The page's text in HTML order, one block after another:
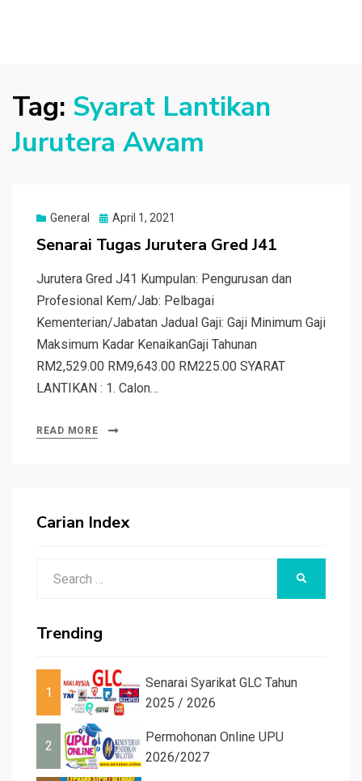
Tag: Syarat Lantikan
Jurutera Awam
General
Posted
April 1, 2021
Senarai Tugas Jurutera Gred J41
Jurutera Gred J41 Kumpulan: Pengurusan dan
Profesional Kem/Jab: Pelbagai
Kementerian/Jabatan Jadual Gaji: Gaji Minimum Gaji
Maksimum Kadar KenaikanGaji Tahunan
RM2,529.00 RM9,643.00 RM225.00 SYARAT
LANTIKAN : 1. Calon…
READ MORE
Carian Index
Trending
1
Senarai Syarikat GLC Tahun
2025 / 2026
2
Permohonan Online UPU
2026/2027